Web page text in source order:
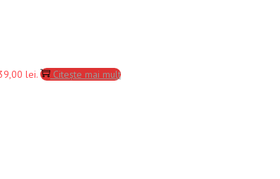
lei.
Citește mai mult